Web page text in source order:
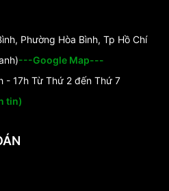
Phường Hòa Bình, Tp Hồ Chí
---Google Map---
- 17h Từ Thứ 2 đến Thứ 7
tin)